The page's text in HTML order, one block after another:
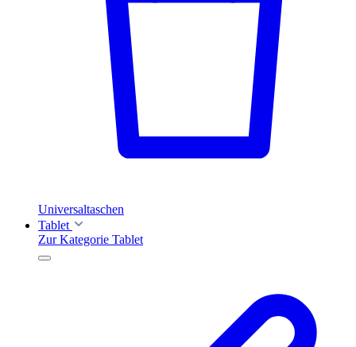
Universaltaschen
Tablet
Zur Kategorie Tablet